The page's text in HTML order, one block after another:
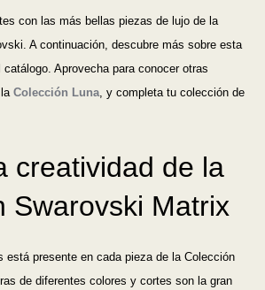
con las más bellas piezas de lujo de la
A continuación, descubre más sobre esta
Aprovecha para conocer otras
Colección Luna , y completa tu colección de
creatividad de la
Swarovski Matrix
está presente en cada pieza de la Colección
de diferentes colores y cortes son la gran